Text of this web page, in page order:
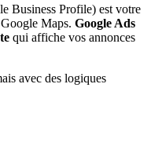
Business Profile) est votre
Maps. Google Ads
qui affiche vos annonces
avec des logiques